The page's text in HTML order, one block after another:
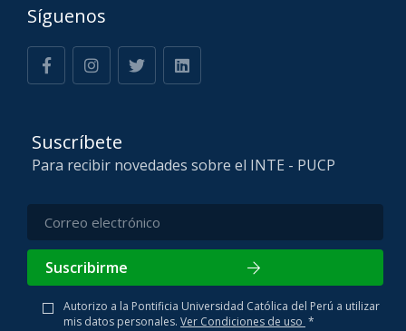
Síguenos
Suscríbete
Para recibir novedades sobre el INTE - PUCP
Suscribirme
Autorizo a la Pontificia Universidad Católica del Perú a utilizar
mis datos personales. Ver Condiciones de uso *